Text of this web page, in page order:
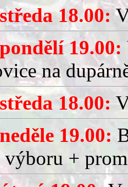
18.00:
19.00:
na
18.00:
19.00:
výboru +